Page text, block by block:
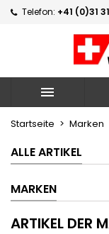
Telefon: +41 (0)31

Startseite Marken
ALLE ARTIKEL
MARKEN
ARTIKEL DER
Neue Liste
Name der
Sie müssen
Wunschliste